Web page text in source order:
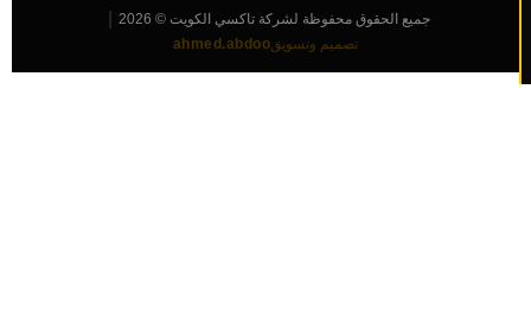
جميع الحقوق محفوظة لشركة تاكسي الكويت © 2026 |
تصميم وتسويقahmed.abdoo